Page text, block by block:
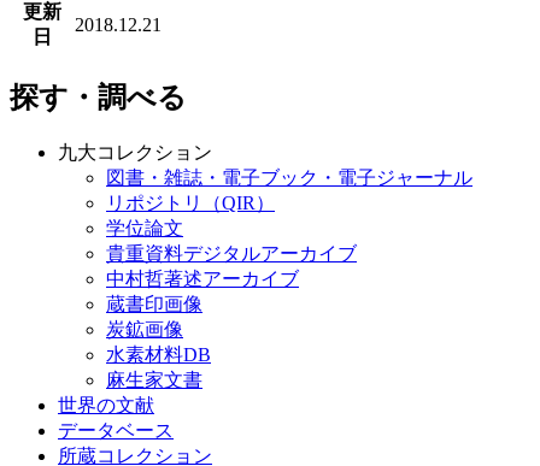
更新
日
2018.12.21
探す・調べる
九大コレクション
図書・雑誌・電子ブック・電子ジャーナル
リポジトリ（QIR）
学位論文
貴重資料デジタルアーカイブ
中村哲著述アーカイブ
蔵書印画像
炭鉱画像
水素材料DB
麻生家文書
世界の文献
データベース
所蔵コレクション